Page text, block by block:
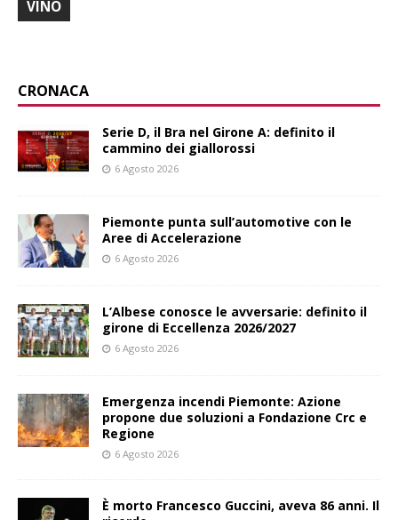
VINO
CRONACA
Serie D, il Bra nel Girone A: definito il
cammino dei giallorossi
6 Agosto 2026
Piemonte punta sull’automotive con le
Aree di Accelerazione
6 Agosto 2026
L’Albese conosce le avversarie: definito il
girone di Eccellenza 2026/2027
6 Agosto 2026
Emergenza incendi Piemonte: Azione
propone due soluzioni a Fondazione Crc e
Regione
6 Agosto 2026
È morto Francesco Guccini, aveva 86 anni. Il